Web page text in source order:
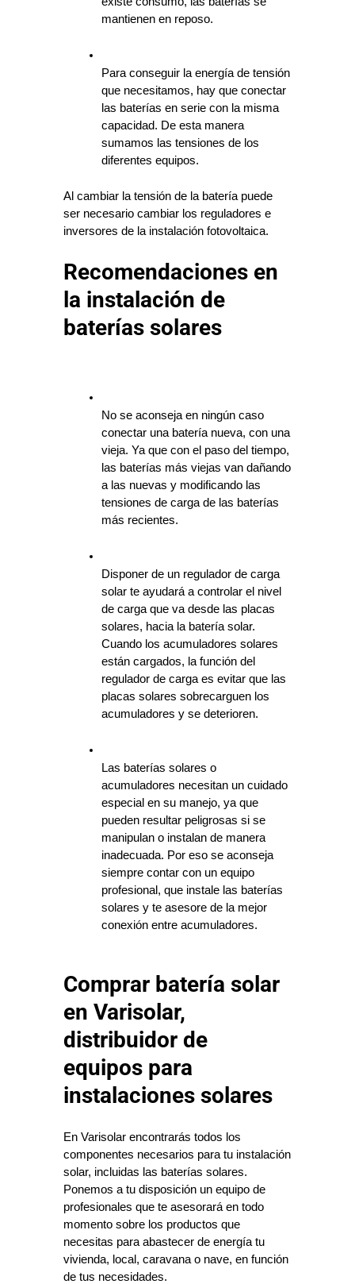
mantienen en reposo.
Para conseguir la energía de tensión
que necesitamos, hay que conectar
las baterías en serie con la misma
capacidad. De esta manera
sumamos las tensiones de los
diferentes equipos.
Al cambiar la tensión de la batería puede
ser necesario cambiar los reguladores e
inversores de la instalación fotovoltaica.
Recomendaciones en
la instalación de
baterías solares
No se aconseja en ningún caso
conectar una batería nueva, con una
vieja. Ya que con el paso del tiempo,
las baterías más viejas van dañando
a las nuevas y modificando las
tensiones de carga de las baterías
más recientes.
Disponer de un regulador de carga
solar te ayudará a controlar el nivel
de carga que va desde las placas
solares, hacia la batería solar.
Cuando los acumuladores solares
están cargados, la función del
regulador de carga es evitar que las
placas solares sobrecarguen los
acumuladores y se deterioren.
Las baterías solares o
acumuladores necesitan un cuidado
especial en su manejo, ya que
pueden resultar peligrosas si se
manipulan o instalan de manera
inadecuada. Por eso se aconseja
siempre contar con un equipo
profesional, que instale las baterías
solares y te asesore de la mejor
conexión entre acumuladores.
Comprar batería solar
en Varisolar,
distribuidor de
equipos para
instalaciones solares
En Varisolar encontrarás todos los
componentes necesarios para tu instalación
solar, incluidas las baterías solares.
Ponemos a tu disposición un equipo de
profesionales que te asesorará en todo
momento sobre los productos que
necesitas para abastecer de energía tu
vivienda, local, caravana o nave, en función
de tus necesidades.